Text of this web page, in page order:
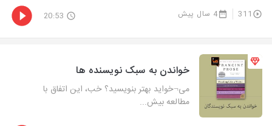
311 4 سال پیش 20:53
خواندن به سبک نویسنده ها
می¬خواید بهتر بنویسید؟ خب، این اتفاق با
مطالعه بیش...